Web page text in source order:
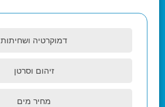
דמוקרטיה ושחיתות
זיהום וסרטן
מחיר מים